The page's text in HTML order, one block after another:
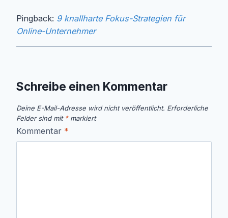
Pingback: 9 knallharte Fokus-Strategien für
Online-Unternehmer
Schreibe einen Kommentar
Deine E-Mail-Adresse wird nicht veröffentlicht. Erforderliche
Felder sind mit *markiert
Kommentar *